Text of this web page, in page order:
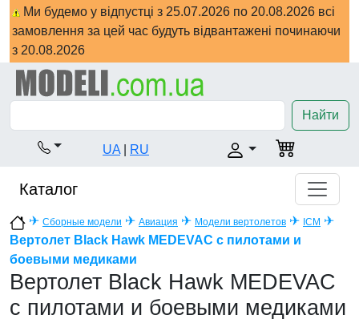
Ми будемо у відпустці з 25.07.2026 по 20.08.2026 всі
замовлення за цей час будуть відвантажені починаючи
з 20.08.2026
Найти
UA RU
Каталог
✈ Сборные модели ✈ Авиация ✈ Модели вертолетов ✈ ICM ✈
Вертолет Black Hawk MEDEVAC с пилотами и
боевыми медиками
Вертолет Black Hawk MEDEVAC
с пилотами и боевыми медиками